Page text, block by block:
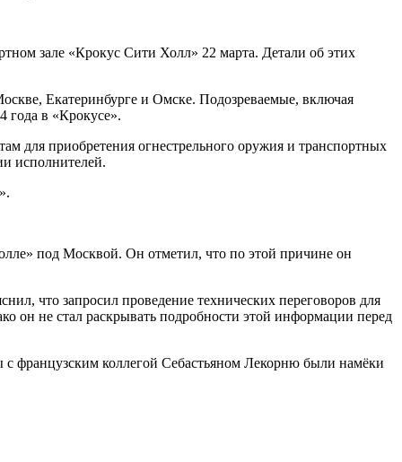
зале «Крокус Сити Холл» 22 марта. Детали об этих
Екатеринбурге и Омске. Подозреваемые, включая
года в «Крокусе».
для приобретения огнестрельного оружия и транспортных
исполнителей.
под Москвой. Он отметил, что по этой причине он
что запросил проведение технических переговоров для
он не стал раскрывать подробности этой информации перед
французским коллегой Себастьяном Лекорню были намёки